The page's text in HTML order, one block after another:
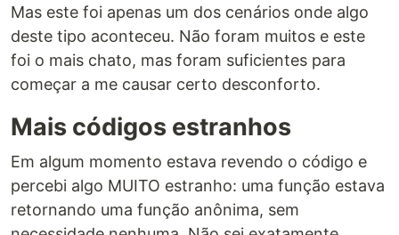
Mas este foi apenas um dos cenários onde algo
deste tipo aconteceu. Não foram muitos e este
foi o mais chato, mas foram suficientes para
começar a me causar certo desconforto.
Mais códigos estranhos
Em algum momento estava revendo o código e
percebi algo MUITO estranho: uma função estava
retornando uma função anônima, sem